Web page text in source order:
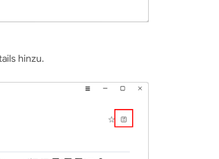
hinzu.